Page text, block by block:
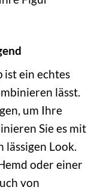
ist ein echtes
lässt.
um Ihre
Sie es mit
lässigen Look.
oder einer
von